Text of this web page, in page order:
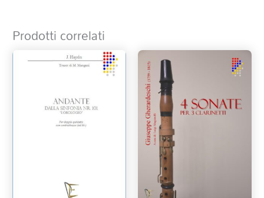
Prodotti correlati